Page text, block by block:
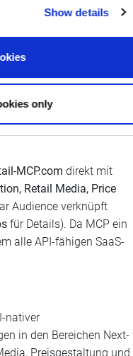
Show details
only
Vorsprung im KI-
und Entwickler
zur
MCP.com direkt mit
Retail Media, Price
Audience verknüpft
für Details). Da MCP ein
alle API-fähigen SaaS-
nativer
in den Bereichen Next-
Preisgestaltung und